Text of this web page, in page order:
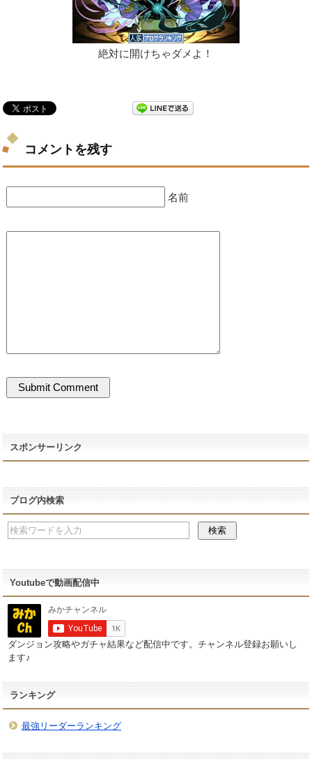
絶対に開けちゃダメよ！
コメントを残す
名前
スポンサーリンク
ブログ内検索
Youtubeで動画配信中
ダンジョン攻略やガチャ結果など配信中です。チャンネル登録お願いし
ます♪
ランキング
最強リーダーランキング